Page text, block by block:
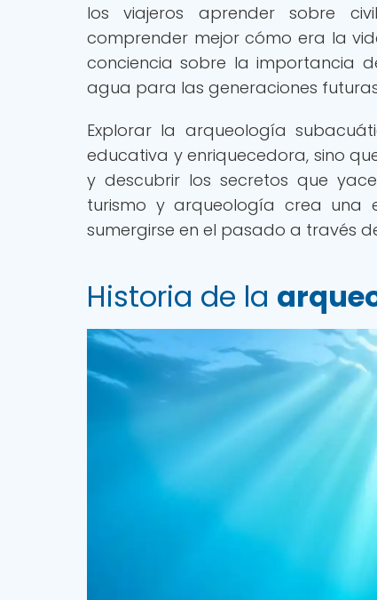
los viajeros aprender sobre
comprender mejor cómo era la
conciencia sobre la importancia
agua para las generaciones
Explorar la arqueología
educativa y enriquecedora, sino
y descubrir los secretos que
turismo y arqueología crea una
sumergirse en el pasado a través
Historia de la